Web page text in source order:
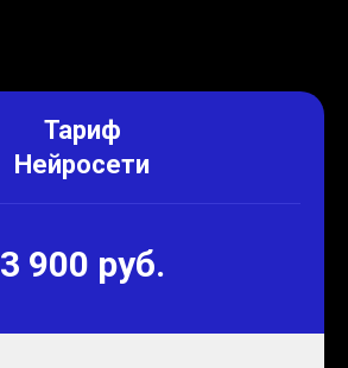
Тариф
Нейросети
3 900 руб.